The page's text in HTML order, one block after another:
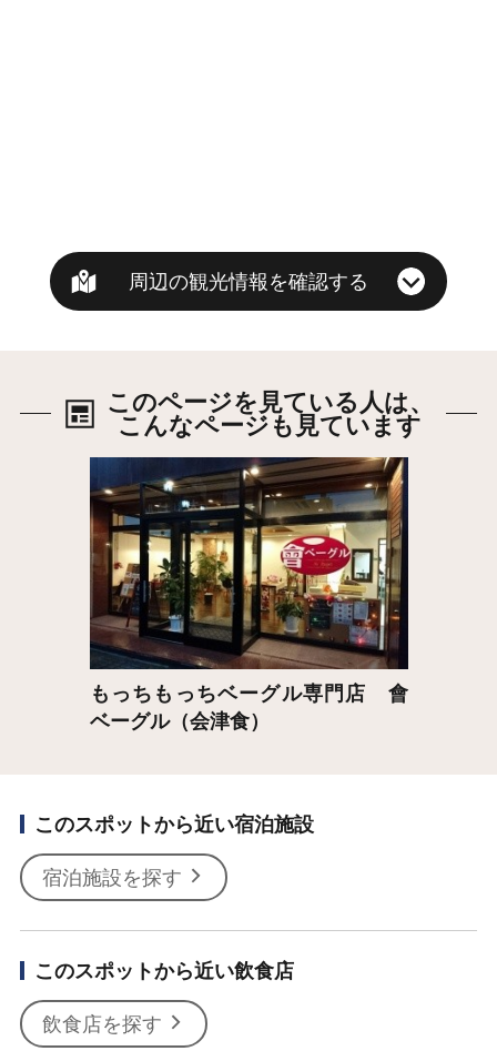
周辺の観光情報を確認する
このページを見ている人は、
こんなページも見ています
もっちもっちベーグル専門店 會
ベーグル（会津食）
詳細はこちら
このスポットから近い宿泊施設
宿泊施設を探す
このスポットから近い飲食店
飲食店を探す